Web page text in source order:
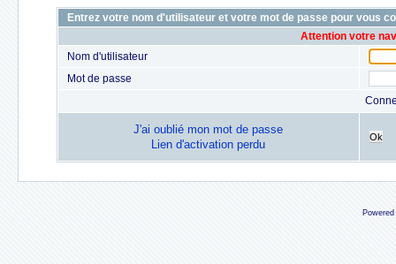
Entrez votre nom d'utilisateur et votre mot de passe pour vous
Attention votre
Nom d'utilisateur
Mot de passe
J'ai oublié mon mot de passe
Lien d'activation perdu
Ok